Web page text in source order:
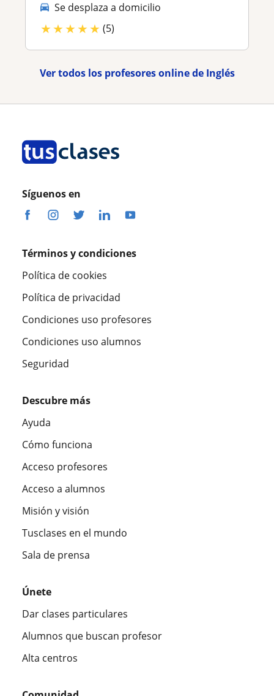
Se desplaza a domicilio
★★★★★ (5)
Ver todos los profesores online de Inglés
Síguenos en
Términos y condiciones
Política de cookies
Política de privacidad
Condiciones uso profesores
Condiciones uso alumnos
Seguridad
Descubre más
Ayuda
Cómo funciona
Acceso profesores
Acceso a alumnos
Misión y visión
Tusclases en el mundo
Sala de prensa
Únete
Dar clases particulares
Alumnos que buscan profesor
Alta centros